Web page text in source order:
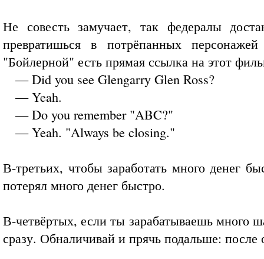
Не совесть замучает, так федералы
превратишься в потрёпанных
"Бойлерной" есть прямая ссылка на этот
— Did you see Glengarry Glen Ross?
— Yeah.
— Do you remember "ABC?"
— Yeah. "Always be closing."
В-третьих, чтобы заработать много денег
потерял много денег быстро.
В-четвёртых, если ты зарабатываешь много
сразу. Обналичивай и прячь подальше: после